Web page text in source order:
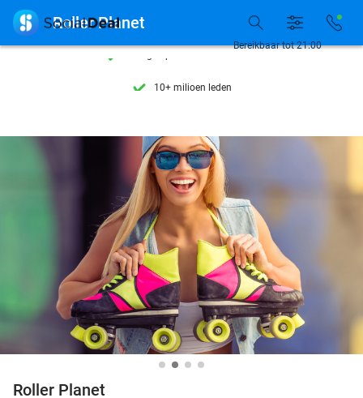
7 dagen per week beschikbaar
7 dagen per week beschikbaar
10+ miljoen leden
Bereikbaar tot 21:00
 Roller Planet
Roller Planet